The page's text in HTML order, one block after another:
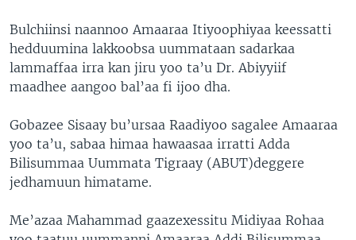
Bulchiinsi naannoo Amaaraa Itiyoophiyaa keessatti
hedduumina lakkoobsa uummataan sadarkaa
lammaffaa irra kan jiru yoo ta’u Dr. Abiyyiif
maadhee aangoo bal’aa fi ijoo dha.
Gobazee Sisaay bu’ursaa Raadiyoo sagalee Amaaraa
yoo ta’u, sabaa himaa hawaasaa irratti Adda
Bilisummaa Uummata Tigraay (ABUT)deggere
jedhamuun himatame.
Me’azaa Mahammad gaazexessitu Midiyaa Rohaa